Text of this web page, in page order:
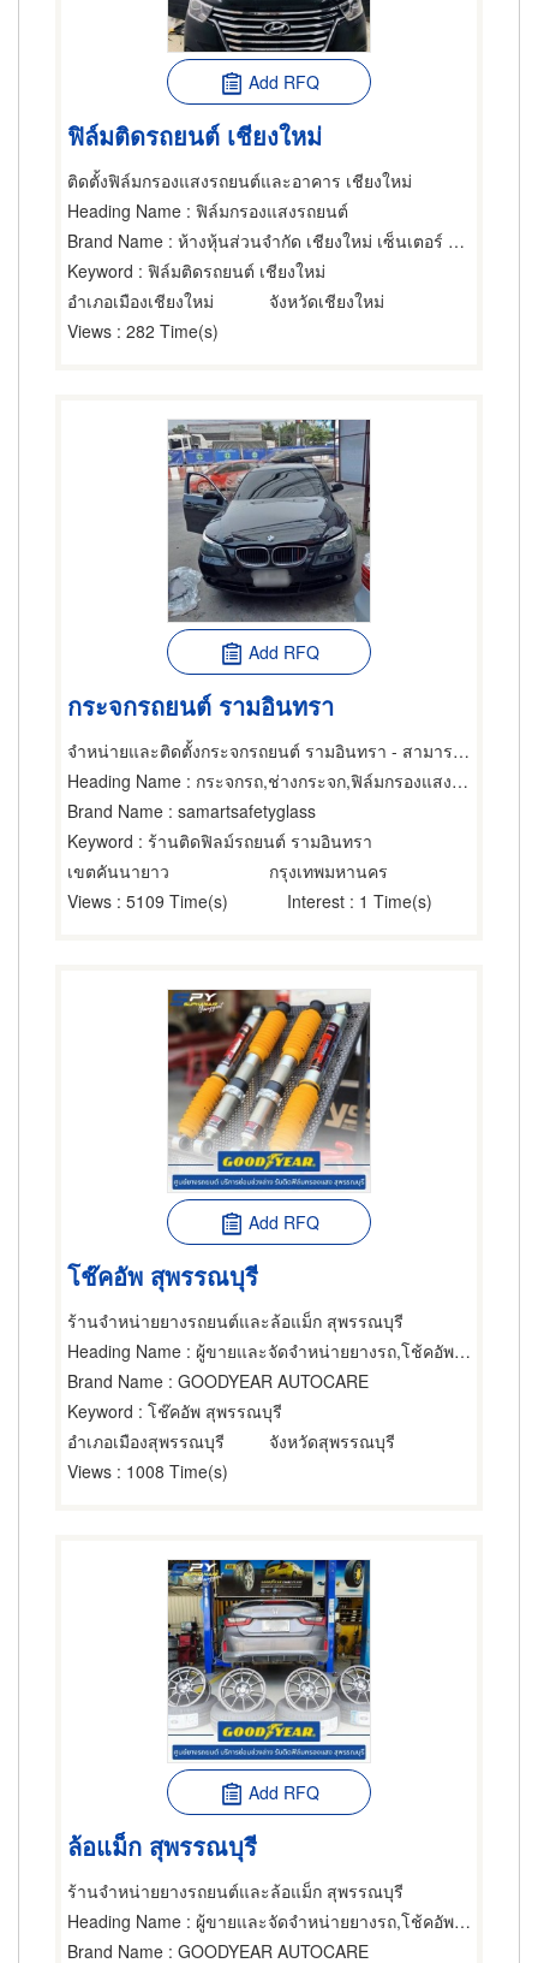
Add RFQ
ฟิล์มติดรถยนต์ เชียงใหม่
ติดตั้งฟิล์มกรองแสงรถยนต์และอาคาร เชียงใหม่
Heading Name : ฟิล์มกรองแสงรถยนต์
Brand Name : ห้างหุ้นส่วนจำกัด เชียงใหม่ เซ็นเตอร์ ฟิล์ม
Keyword : ฟิล์มติดรถยนต์ เชียงใหม่
อำเภอเมืองเชียงใหม่
จังหวัดเชียงใหม่
Views : 282 Time(s)
Add RFQ
กระจกรถยนต์ รามอินทรา
จำหน่ายและติดตั้งกระจกรถยนต์ รามอินทรา - สามารถกระจกรถยนต์
Heading Name : กระจกรถ,ช่างกระจก,ฟิล์มกรองแสงรถยนต์
Brand Name : samartsafetyglass
Keyword : ร้านติดฟิลม์รถยนต์ รามอินทรา
เขตคันนายาว
กรุงเทพมหานคร
Views : 5109 Time(s) Interest : 1 Time(s)
Add RFQ
โช๊คอัพ สุพรรณบุรี
ร้านจำหน่ายยางรถยนต์และล้อแม็ก สุพรรณบุรี
Heading Name : ผู้ขายและจัดจำหน่ายยางรถ,โช้คอัพ,ฟิล์มกรองแสงรถยนต์
Brand Name : GOODYEAR AUTOCARE
Keyword : โช๊คอัพ สุพรรณบุรี
อำเภอเมืองสุพรรณบุรี
จังหวัดสุพรรณบุรี
Views : 1008 Time(s)
Add RFQ
ล้อแม็ก สุพรรณบุรี
ร้านจำหน่ายยางรถยนต์และล้อแม็ก สุพรรณบุรี
Heading Name : ผู้ขายและจัดจำหน่ายยางรถ,โช้คอัพ,ฟิล์มกรองแสงรถยนต์
Brand Name : GOODYEAR AUTOCARE